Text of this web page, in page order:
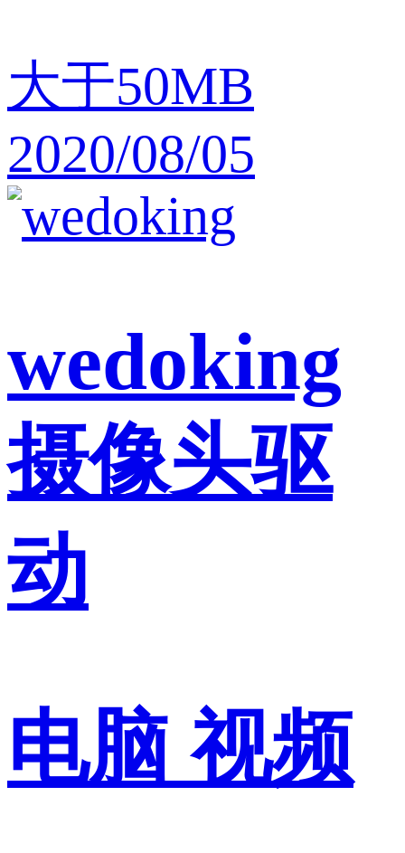
大于50MB
2020/08/05
wedoking
摄像头驱
动
电脑 视频